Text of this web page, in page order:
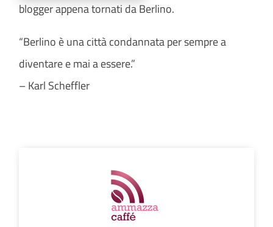
blogger appena tornati da Berlino.
“Berlino èuna città condannata per sempre a
diventare e mai a essere.”
– Karl Scheffler